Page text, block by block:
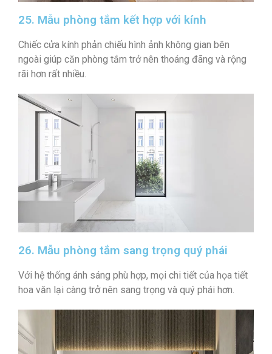
25. Mẫu phòng tắm kết hợp với kính
Chiếc cửa kính phản chiếu hình ảnh không gian bên
ngoài giúp căn phòng tắm trở nên thoáng đãng và rộng
rãi hơn rất nhiều.
26. Mẫu phòng tắm sang trọng quý phái
Với hệ thống ánh sáng phù hợp, mọi chi tiết của họa tiết
hoa văn lại càng trở nên sang trọng và quý phái hơn.